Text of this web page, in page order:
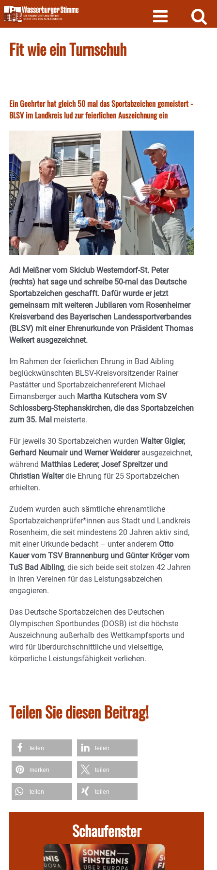
Skip
to
content
Fit wie ein Turnschuh
Ein Geehrter hat gleich 50 mal das Sportabzeichen gemeistert -
BLSV im Landkreis lud zur feierlichen Auszeichnung ein
Adi Meißner vom Skiclub Westerndorf-St. Peter
(rechts) hat sage und schreibe 50-mal das Deutsche
Sportabzeichen geschafft. Dafür wurde er jetzt
gemeinsam mit weiteren Jubilaren vom Rosenheimer
Kreisverband des Bayerischen Landessportverbandes
(BLSV) mit einer Ehrenurkunde von Präsident Thomas
Weikert ausgezeichnet.
Im Rahmen der feierlichen Ehrung in Bad Aibling
beglückwünschten BLSV-Kreisvorsitzender Rainer
Pastätter und Sportabzeichenreferent Michael
Eimansberger auch Martha Kutschera vom SV
Schlossberg-Stephanskirchen, die das Sportabzeichen
zum 35. Mal meisterte.
Für jeweils 30 Sportabzeichen wurden Walter Gigler,
Gerhard Neumair und Werner Weidererausgezeichnet,
während Matthias Lederer, Josef Spreitzer und
Christian Walterdie Ehrung für 25 Sportabzeichen
erhielten.
Zudem wurden auch sämtliche ehrenamtliche
Sportabzeichenprüfer*innen aus Stadt und Landkreis
Rosenheim, die seit mindestens 20 Jahren aktiv sind,
mit einer Urkunde bedacht – unter anderem Otto
Kauer vom TSV Brannenburg und Günter Kröger vom
TuS Bad Aibling, die sich beide seit stolzen 42 Jahren
in ihren Vereinen für das Leistungsabzeichen
engagieren.
Das Deutsche Sportabzeichen des Deutschen
Olympischen Sportbundes (DOSB) ist die höchste
Auszeichnung außerhalb des Wettkampfsports und
wird für überdurchschnittliche und vielseitige,
körperliche Leistungsfähigkeit verliehen.
Teilen Sie diesen Beitrag!
teilen teilen
merken teilen
teilen teilen
Schaufenster